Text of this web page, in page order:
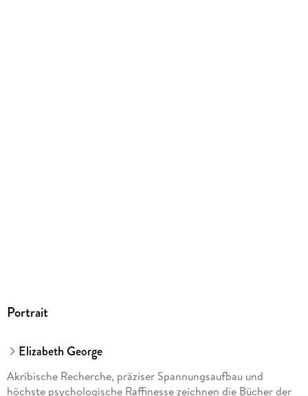
Portrait
Elizabeth George
Akribische Recherche, präziser Spannungsaufbau und
höchste psychologische Raffinesse zeichnen die Bücher der